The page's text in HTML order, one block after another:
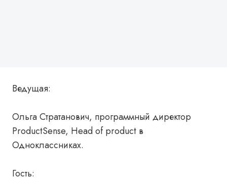
Ведущая:
Ольга Стратанович, программный директор
ProductSense, Head of product в
Одноклассниках.
Гость: